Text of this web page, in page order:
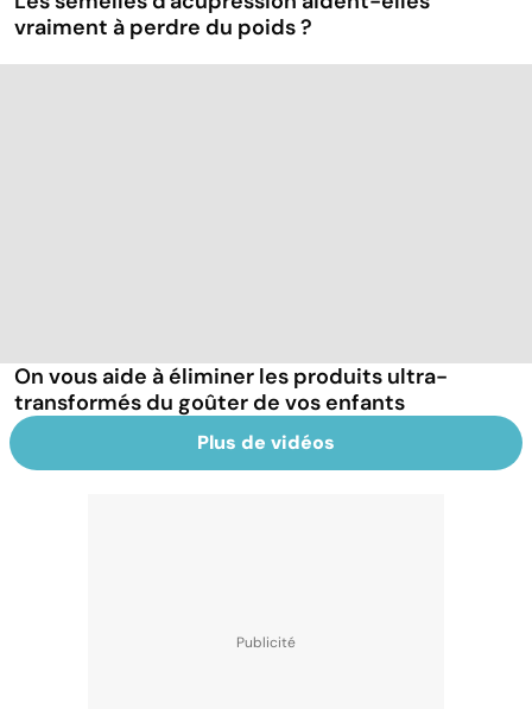
vraiment à perdre du poids ?
On vous aide à éliminer les produits ultra-
transformés du goûter de vos enfants
Plus de vidéos